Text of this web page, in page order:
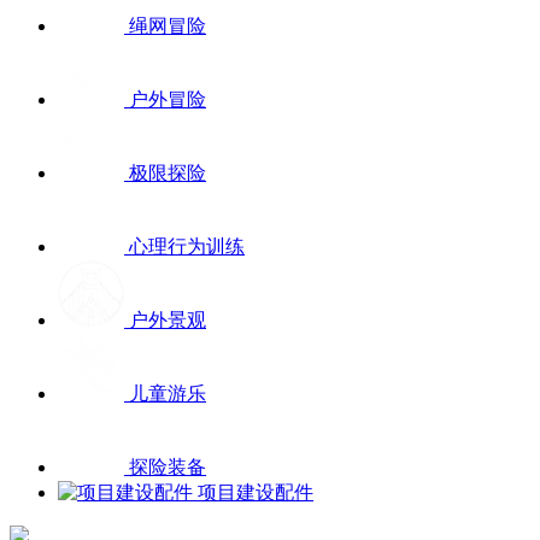
绳网冒险
户外冒险
极限探险
心理行为训练
户外景观
儿童游乐
探险装备
项目建设配件